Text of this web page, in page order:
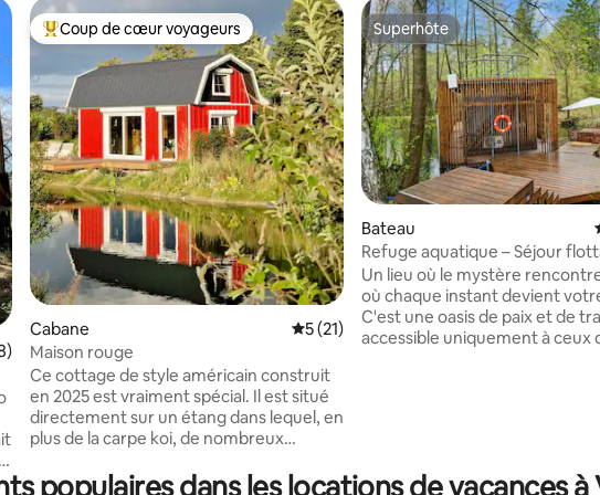
moyenne sur la base de 108 commentaires : 4,96 sur 5
Coups de cœur voyageurs les plus appréciés
Coup de cœur voyageurs
Cabane Évaluation moyenne sur la base de 21
5 (21)
Maison rouge
Ce cottage de style américain construit
en 2025 est vraiment spécial. Il est situé
directement sur un étang dans lequel, en
plus de la carpe koi, de nombreux
toilettes et de la douche est juste à côté,
Superhôte
Superhôte
Bateau
Refuge aquatique – Séjour
luxe n° 1
Un lieu où le mystère
où chaque instant devient
C'est une oasis de paix et de
accessible uniquement à ceux
célébrer des moments qui
populaires dans les locations de vacances